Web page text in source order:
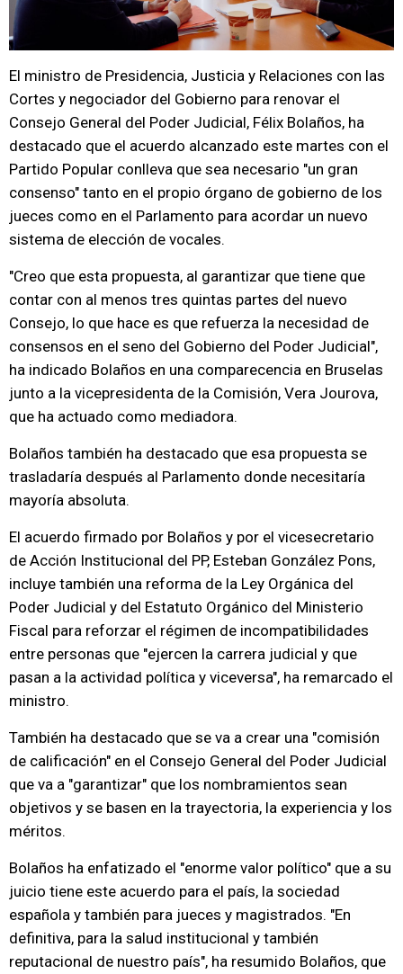
El ministro de Presidencia, Justicia y Relaciones con las
Cortes y negociador del Gobierno para renovar el
Consejo General del Poder Judicial, Félix Bolaños, ha
destacado que el acuerdo alcanzado este martes con el
Partido Popular conlleva que sea necesario "un gran
consenso" tanto en el propio órgano de gobierno de los
jueces como en el Parlamento para acordar un nuevo
sistema de elección de vocales.
"Creo que esta propuesta, al garantizar que tiene que
contar con al menos tres quintas partes del nuevo
Consejo, lo que hace es que refuerza la necesidad de
consensos en el seno del Gobierno del Poder Judicial",
ha indicado Bolaños en una comparecencia en Bruselas
junto a la vicepresidenta de la Comisión, Vera Jourova,
que ha actuado como mediadora.
Bolaños también ha destacado que esa propuesta se
trasladaría después al Parlamento donde necesitaría
mayoría absoluta.
El acuerdo firmado por Bolaños y por el vicesecretario
de Acción Institucional del PP, Esteban González Pons,
incluye también una reforma de la Ley Orgánica del
Poder Judicial y del Estatuto Orgánico del Ministerio
Fiscal para reforzar el régimen de incompatibilidades
entre personas que "ejercen la carrera judicial y que
pasan a la actividad política y viceversa", ha remarcado el
ministro.
También ha destacado que se va a crear una "comisión
de calificación" en el Consejo General del Poder Judicial
que va a "garantizar" que los nombramientos sean
objetivos y se basen en la trayectoria, la experiencia y los
méritos.
Bolaños ha enfatizado el "enorme valor político" que a su
juicio tiene este acuerdo para el país, la sociedad
española y también para jueces y magistrados. "En
definitiva, para la salud institucional y también
reputacional de nuestro país", ha resumido Bolaños, que